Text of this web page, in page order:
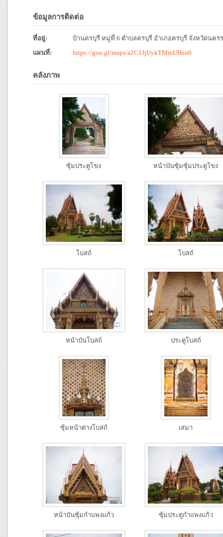
ข้อมูลการติดต่อ
ที่อยู่:
บ้านครบุรี หมู่ที่ 6 ตำบลครบุรี อำเภอครบุรี จังหวัดนคร
แผนที่:
https://goo.gl/maps/a2C1JjUykTMmUHzn6
คลังภาพ
ซุ้มประตูโขง หน้าบันซุ้มซุ้มประตูโขง
โบสถ์ โบสถ์
หน้าบันโบสถ์ ประตูโบสถ์
ซุ้มหน้าต่างโบสถ์ เสมา
หน้าบันซุ้มกำแพงแก้ว ซุ้มประตูกำแพงแก้ว